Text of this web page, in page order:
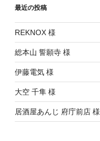
ー
シ
ョ
ン
最近の投稿
REKNOX 様
総本山 誓願寺 様
伊藤電気 様
大空 千隼 様
居酒屋あんじ 府庁前店 様